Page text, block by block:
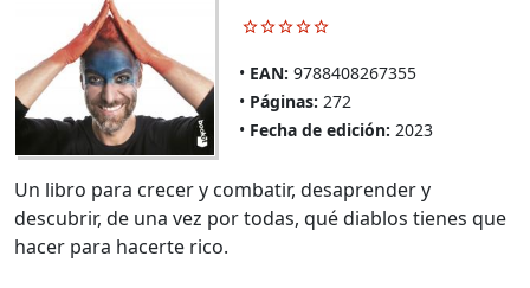
EAN: 9788408267355
Páginas: 272
Fecha de edición: 2023
Un libro para crecer y combatir, desaprender y
descubrir, de una vez por todas, qué diablos tienes que
hacer para hacerte rico.